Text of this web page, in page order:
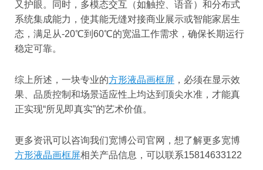
又护眼。同时，多模态交互（如触控、语音）和分布式
系统集成能力，使其能无缝对接商业展示或智能家居生
态，满足从-20℃到60℃的宽温工作需求，确保长期运行
稳定可靠。
综上所述，一块专业的方形液晶画框屏 ，必须在显示效
果、品质控制和场景适应性上均达到顶尖水准，才能真
正实现“所见即真实”的艺术价值。
更多资讯可以咨询我们宽博公司官网，想了解更多宽博
方形液晶画框屏相关产品信息，可以联系15814633122